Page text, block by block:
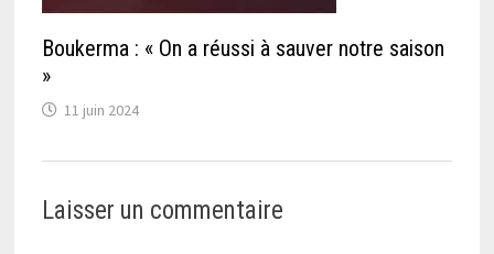
Boukerma : « On a réussi à sauver notre saison
»
11 juin 2024
Laisser un commentaire